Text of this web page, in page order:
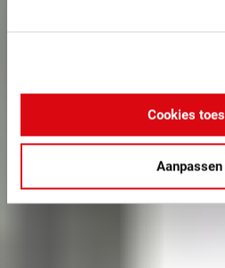
Cookies
Aanpassen